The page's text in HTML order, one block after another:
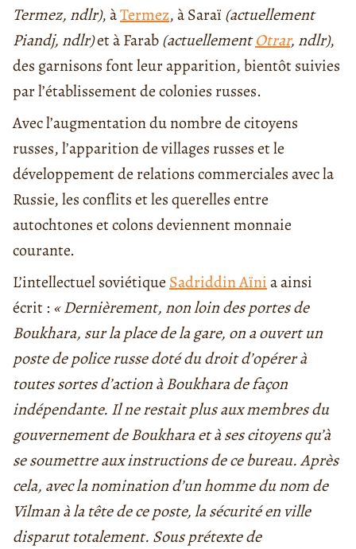
Termez, ndlr), àTermez, à Saraï (actuellement
Piandj, ndlr)et à Farab(actuellementOtrar, ndlr),
des garnisons font leur apparition, bientôt suivies
par l’établissement de colonies russes.
Avec l’augmentation du nombre de citoyens
russes, l’apparition de villages russes et le
développement de relations commerciales avec la
Russie, les conflits et les querelles entre
autochtones et colons deviennent monnaie
courante.
L’intellectuel soviétique Sadriddin Aïnia ainsi
écrit : « Dernièrement, non loin des portes de
Boukhara, sur la place de la gare, on a ouvert un
poste de police russe doté du droit d’opérer à
toutes sortes d’action à Boukhara de façon
indépendante. Il ne restait plus aux membres du
gouvernement de Boukhara et à ses citoyens qu’à
se soumettre aux instructions de ce bureau. Après
cela, avec la nomination d’un homme du nom de
Vilman à la tête de ce poste, la sécurité en ville
disparut totalement. Sous prétexte de